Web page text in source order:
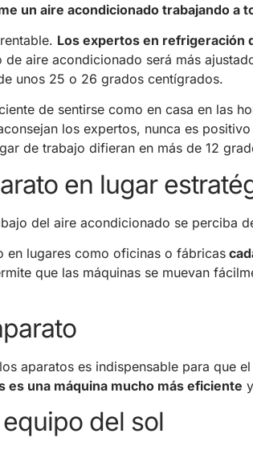
un aire acondicionado trabajando a
Los expertos en refrigeración
de aire acondicionado será más
unos 25 o 26 grados centígrados.
de sentirse como en casa en las
los expertos, nunca es
de trabajo difieran en más de 12
en lugar
del aire acondicionado se perciba
en lugares como oficinas o fábricas
que las máquinas se muevan
aparatos es indispensable para que
es una máquina mucho más eficiente
del sol